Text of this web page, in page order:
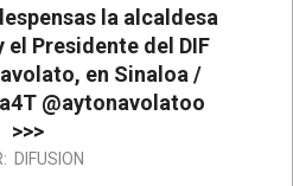
la alcaldesa
el Presidente del DIF
en Sinaloa /
@aytonavolatoo
>>>
DIFUSION